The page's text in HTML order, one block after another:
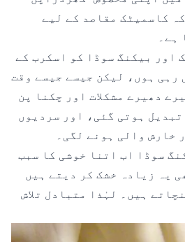
کاسمیٹک مقاصد کے لیے
ہے۔
اور بیکنگ سوڈا کو اسکرب کے
رہی ہوں، لیکن جیسے جیسے وقت
دھیرے مشکلات اور چکنا پن
ہوتی گئی، اور سردیوں
خارش والی ہونے لگی۔
سوڈا اب اتنا خوشی کا سبب
یہ زیادہ خشک کر دیتے ہیں
ہیں۔ لہٰذا متبادل تلاش